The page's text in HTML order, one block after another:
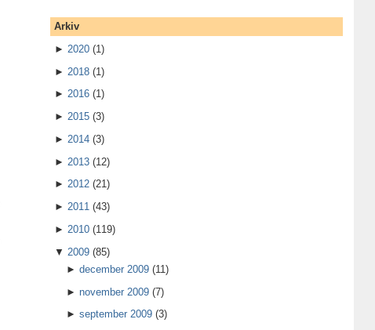
Arkiv
► 2020 (1)
► 2018 (1)
► 2016 (1)
► 2015 (3)
► 2014 (3)
► 2013 (12)
► 2012 (21)
► 2011 (43)
► 2010 (119)
▼ 2009 (85)
►december 2009 (11)
►november 2009 (7)
►september 2009 (3)